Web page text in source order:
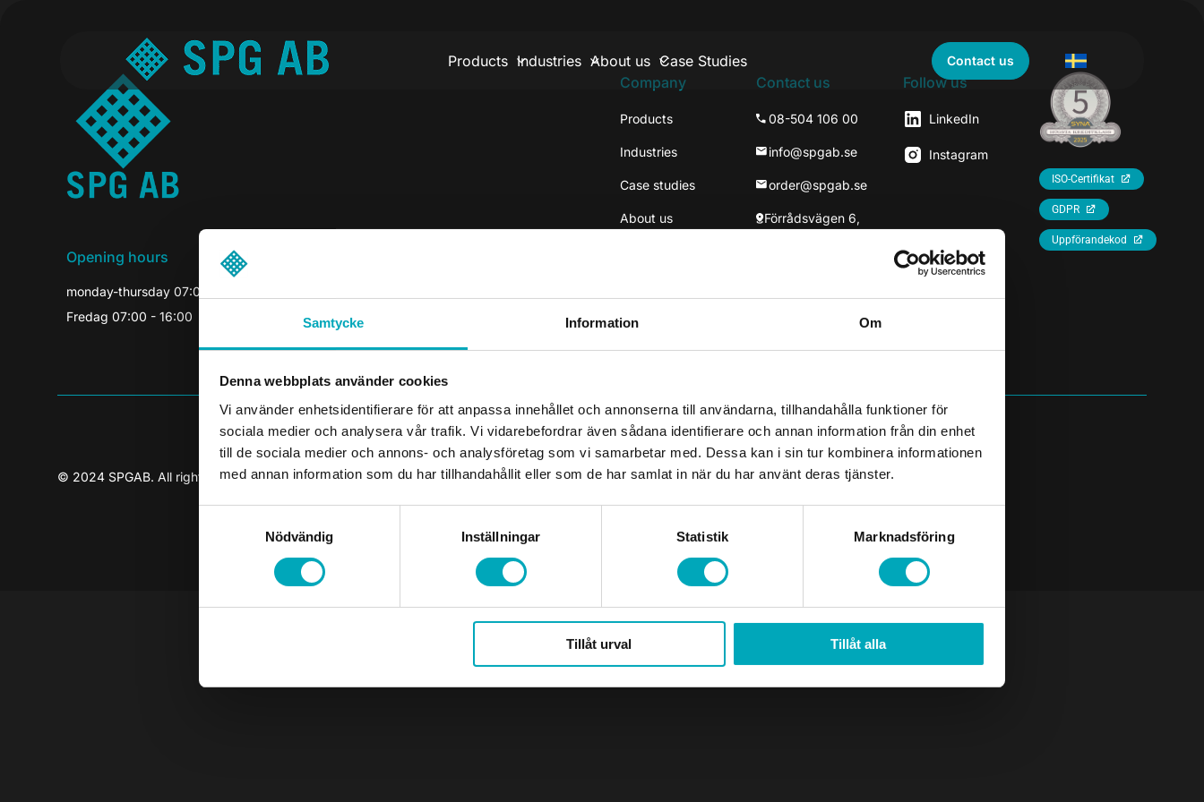
Samtycke Information Om
Denna webbplats använder cookies
Vi använder enhetsidentifierare för att anpassa innehållet och annonserna till användarna, tillhandahålla funktioner för
sociala medier och analysera vår trafik. Vi vidarebefordrar även sådana identifierare och annan information från din enhet
till de sociala medier och annons- och analysföretag som vi samarbetar med. Dessa kan i sin tur kombinera informationen
med annan information som du har tillhandahållit eller som de har samlat in när du har använt deras tjänster.
Nödvändig
Inställningar Statistik Marknadsföring
Tillåt urval Tillåt alla
Products Industries About us Case Studies Contact us
Opening hours
monday-thursday 07:00-16:30
Fredag 07:00 - 16:00
Company
Products
Industries
Case studies
About us
Contact us
08-504 106 00
info@spgab.se
order@spgab.se
Förrådsvägen 6,
Follow us
LinkedIn
Instagram
ISO-Certifikat
GDPR
Uppförandekod
© 2024 SPGAB. All rights reserved
Designed and developed byBuildahome Digital